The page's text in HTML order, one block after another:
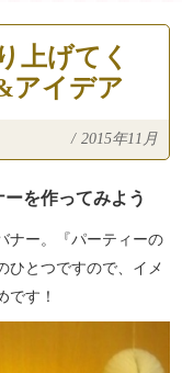
上げてく
アイデア
/ 2015年11月
を作ってみよう
ナー。『パーティーの
ひとつですので、イメ
です！